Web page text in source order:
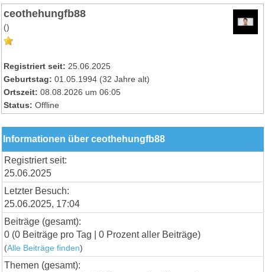
ceothehungfb88
()
Registriert seit: 25.06.2025
Geburtstag: 01.05.1994 (32 Jahre alt)
Ortszeit: 08.08.2026 um 06:05
Status: Offline
Informationen über ceothehungfb88
Registriert seit:
25.06.2025
Letzter Besuch:
25.06.2025, 17:04
Beiträge (gesamt):
0 (0 Beiträge pro Tag | 0 Prozent aller Beiträge)
(Alle Beiträge finden)
Themen (gesamt):